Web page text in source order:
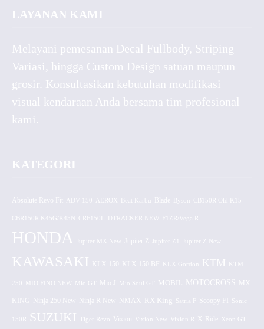
LAYANAN KAMI
Melayani pemesanan Decal Fullbody, Striping
Variasi, hingga Custom Design satuan maupun
grosir. Konsultasikan kebutuhan modifikasi
visual kendaraan Anda bersama tim profesional
kami.
KATEGORI
Absolute Revo Fit ADV 150 AEROX CB150R Old K15
CBR150R K45G/K45N CRF150L DTRACKER NEW F1ZR/Vega R
HONDA Jupiter MX New Jupiter Z
KAWASAKI KLX 150 KLX 150 BF KLX Gordon KTM KTM
250 MIO FINO NEW Mio GT Mio J Mio Soul GT MOBIL MOTOCROSS MX
KING Ninja 250 New Ninja R New NMAX RX King Satria F Scoopy FI Sonic
150R SUZUKI Tiger Revo Vixion Vixion New Vixion R X-Ride Xeon GT